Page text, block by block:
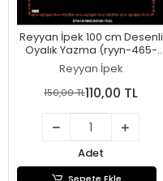
Reyyan İpek 100 cm Desenli
Oyalık Yazma (ryyn-465-
27)
Reyyan İpek
150,00 TL110,00 TL
Adet